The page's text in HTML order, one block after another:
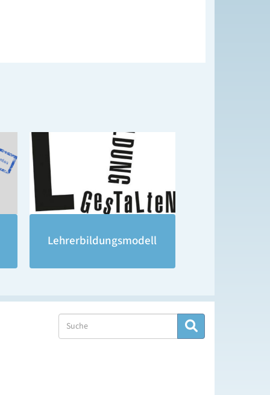
Lehrerbildungsmodell